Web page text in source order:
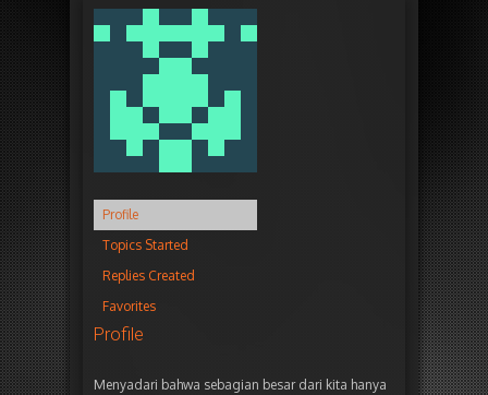
Profile
Topics Started
Replies Created
Favorites
Profile
Menyadari bahwa sebagian besar dari kita hanya